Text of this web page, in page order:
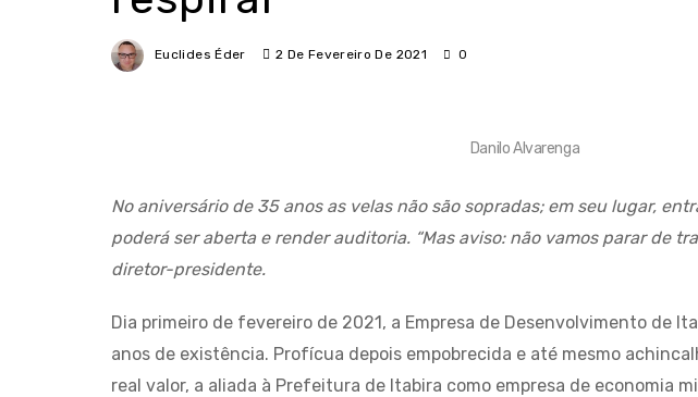
Euclides Éder 2 De Fevereiro De 2021 0
Danilo Alvarenga
No aniversário de 35 anos as velas não são sopradas; em seu lugar,
poderá ser aberta e render auditoria. “Mas aviso: não vamos parar de
diretor-presidente.
Dia primeiro de fevereiro de 2021, a Empresa de Desenvolvimento de
anos de existência. Profícua depois empobrecida e até mesmo
real valor, a aliada à Prefeitura de Itabira como empresa de economia